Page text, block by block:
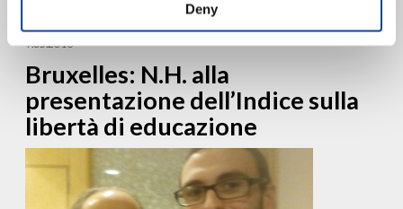
Deny
9.05.2016
Bruxelles: N.H. alla
presentazione dell’Indice sulla
libertà di educazione